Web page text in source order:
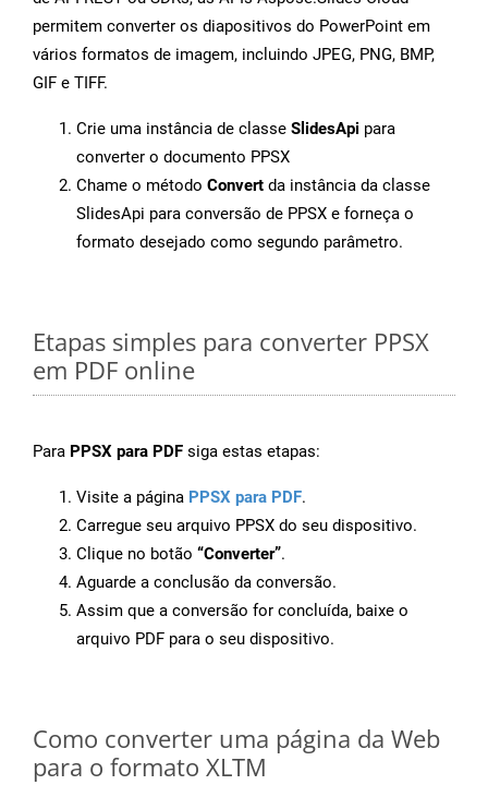
permitem converter os diapositivos do PowerPoint em
vários formatos de imagem, incluindo JPEG, PNG, BMP,
GIF e TIFF.
Crie uma instância de classe SlidesApi para
converter o documento PPSX
Chame o método Convert da instância da classe
SlidesApi para conversão de PPSX e forneça o
formato desejado como segundo parâmetro.
Etapas simples para converter PPSX
em PDF online
Para PPSX para PDF siga estas etapas:
Visite a página PPSX para PDF.
Carregue seu arquivo PPSX do seu dispositivo.
Clique no botão “Converter”.
Aguarde a conclusão da conversão.
Assim que a conversão for concluída, baixe o
arquivo PDF para o seu dispositivo.
Como converter uma página da Web
para o formato XLTM